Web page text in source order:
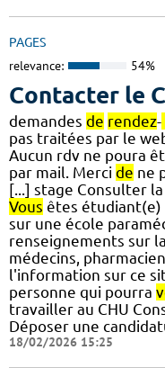
PAGES
relevance: 54%
Contacter le
demandes de rendez-
pas traitées par le
Aucun rdv ne poura
par mail. Merci de ne
[...] stage Consulter
Vous êtes
sur une école
renseignements sur
médecins,
l'information sur ce
personne qui pourra
travailler au CHU
Déposer une
18/02/2026 15:25